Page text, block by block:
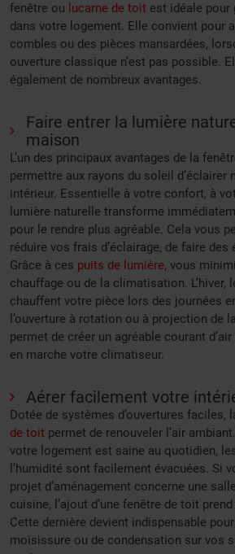
fenêtre ou lucarne de toit est idéale pour
dans votre logement. Elle convient pour
combles ou des pièces mansardées,
ouverture classique n’est pas possible.
également de nombreux avantages.
Faire entrer la lumière
maison
L’un des principaux avantages de la
permettre aux rayons du soleil d’éclairer
intérieur. Essentielle à votre confort, à
lumière naturelle transforme
pour le rendre plus agréable. Cela vous
réduire vos frais d’éclairage, de faire des
Grâce à ces puits de lumière, vous
chauffage ou de la climatisation. L’hiver,
chauffent votre pièce lors des journées
l’ouverture à rotation ou à projection de
permet de créer un agréable courant
en marche votre climatiseur.
Aérer facilement votre
Dotée de systèmes d’ouvertures faciles,
de toit permet de renouveler l’air
votre logement est saine au quotidien,
l’humidité sont facilement évacuées. Si
projet d’aménagement concerne une
cuisine, l’ajout d’une fenêtre de toit
Cette dernière devient indispensable
moisissure ou de condensation sur vos